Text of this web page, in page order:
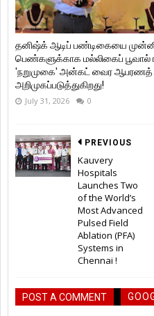
தனிஷ்க் ஆடிப் பண்டிகையை
பெண்களுக்காக மல்லிகைப் பூவால்
'நறுமுகை' அன்கட் வைர ஆபரணத்
அறிமுகப்படுத்துகிறது!
July 31, 2026 0
PREVIOUS
Kauvery
Hospitals
Launches Two
of the World’s
Most Advanced
Pulsed Field
Ablation (PFA)
Systems in
Chennai !
POST A COMMENT